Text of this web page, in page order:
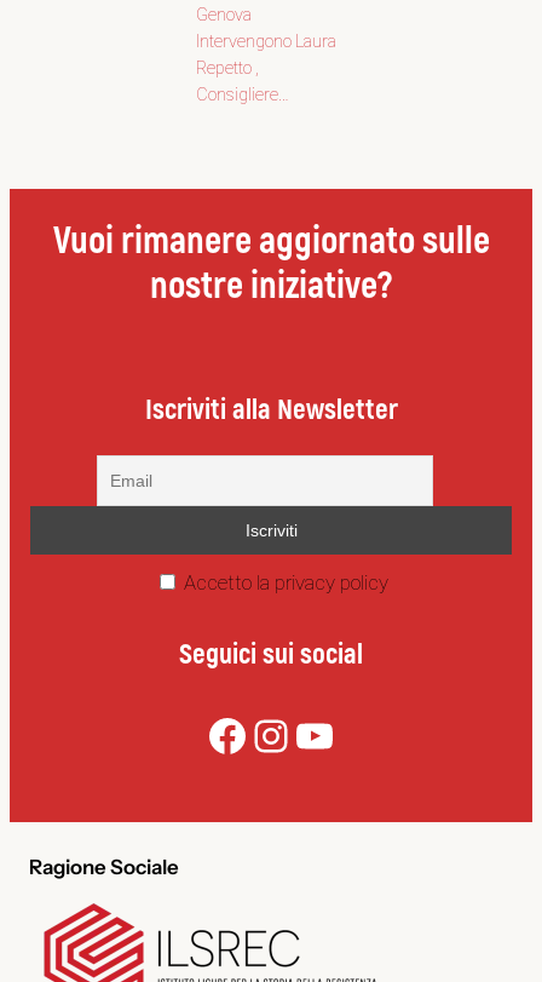
Genova
Intervengono Laura
Repetto ,
Consigliere…
Vuoi rimanere aggiornato sulle
nostre iniziative?
Iscriviti alla Newsletter
Accetto la privacy policy
Seguici sui social
Facebook InstagramYouTube
Ragione Sociale